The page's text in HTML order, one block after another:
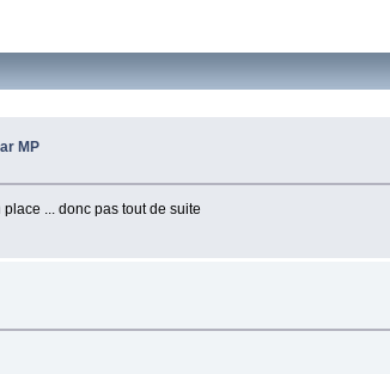
MP
... donc pas tout de suite